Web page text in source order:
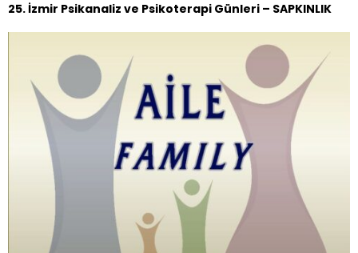
25. İzmir Psikanaliz ve Psikoterapi Günleri – SAPKINLIK